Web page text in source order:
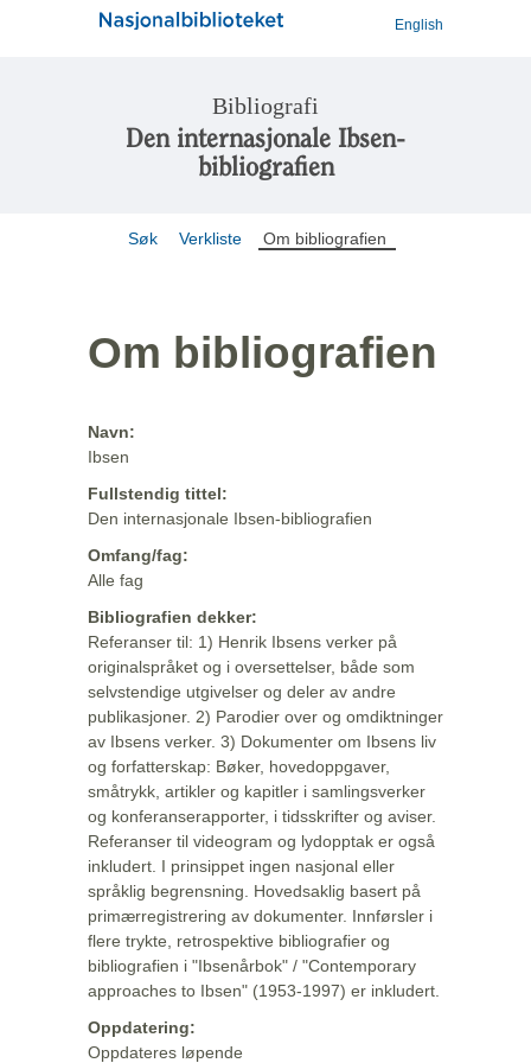
English
Bibliografi
Den internasjonale Ibsen-
bibliografien
Søk Verkliste Om bibliografien
Om bibliografien
Navn:
Ibsen
Fullstendig tittel:
Den internasjonale Ibsen-bibliografien
Omfang/fag:
Alle fag
Bibliografien dekker:
Referanser til: 1) Henrik Ibsens verker på
originalspråket og i oversettelser, både som
selvstendige utgivelser og deler av andre
publikasjoner. 2) Parodier over og omdiktninger
av Ibsens verker. 3) Dokumenter om Ibsens liv
og forfatterskap: Bøker, hovedoppgaver,
småtrykk, artikler og kapitler i samlingsverker
og konferanserapporter, i tidsskrifter og aviser.
Referanser til videogram og lydopptak er også
inkludert. I prinsippet ingen nasjonal eller
språklig begrensning. Hovedsaklig basert på
primærregistrering av dokumenter. Innførsler i
flere trykte, retrospektive bibliografier og
bibliografien i "Ibsenårbok" / "Contemporary
approaches to Ibsen" (1953-1997) er inkludert.
Oppdatering:
Oppdateres løpende